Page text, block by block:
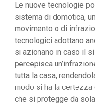
Le nuove tecnologie
sistema di domotica,
movimento o di
tecnologici adottano
si azionano in caso il
percepisca
tutta la casa,
modo si ha la certezza
che si protegge da